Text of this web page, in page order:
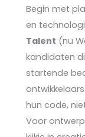
Begin met
en
Talent (nu
kandidaten
startende
hun code,
Voor